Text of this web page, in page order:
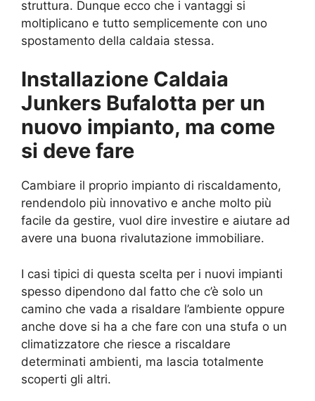
struttura. Dunque ecco che i vantaggi si
moltiplicano e tutto semplicemente con uno
spostamento della caldaia stessa.
Installazione Caldaia
Junkers Bufalotta per un
nuovo impianto, ma come
si deve fare
Cambiare il proprio impianto di riscaldamento,
rendendolo più innovativo e anche molto più
facile da gestire, vuol dire investire e aiutare ad
avere una buona rivalutazione immobiliare.
I casi tipici di questa scelta per i nuovi impianti
spesso dipendono dal fatto che c’è solo un
camino che vada a risaldare l’ambiente oppure
anche dove si ha a che fare con una stufa o un
climatizzatore che riesce a riscaldare
determinati ambienti, ma lascia totalmente
scoperti gli altri.